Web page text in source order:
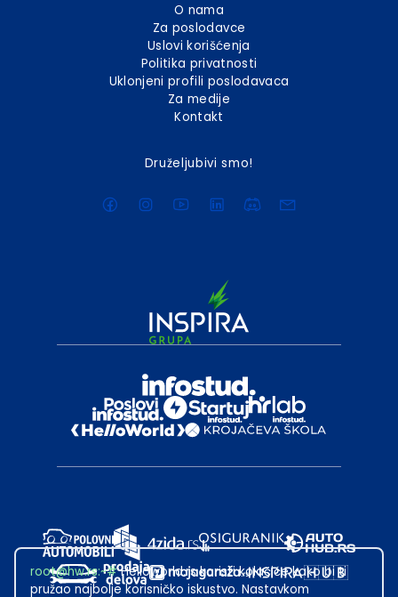
O nama
Za poslodavce
Uslovi korišćenja
Politika privatnosti
Uklonjeni profili poslodavaca
Za medije
Kontakt
Druželjubivi smo!
root@hw.rs:~#Helloworld.rs koristi kolačiće kako bi ti
pružao najbolje korisničko iskustvo. Nastavkom